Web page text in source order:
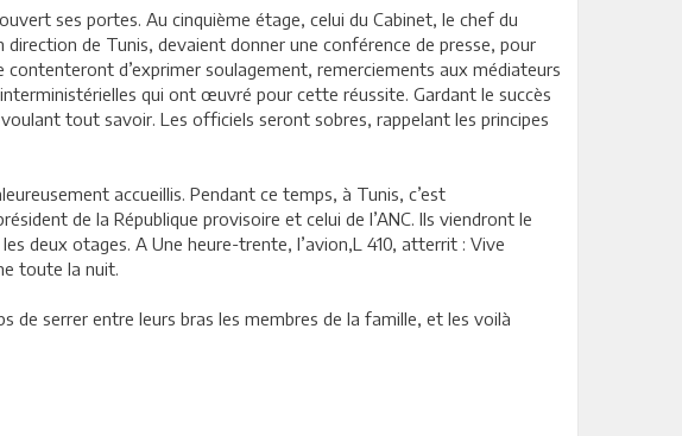
ses portes. Au cinquième étage, celui du Cabinet, le chef du
de Tunis, devaient donner une conférence de presse, pour
contenteront d’exprimer soulagement, remerciements aux médiateurs
qui ont œuvré pour cette réussite. Gardant le succès
tout savoir. Les officiels seront sobres, rappelant les principes
accueillis. Pendant ce temps, à Tunis, c’est
de la République provisoire et celui de l’ANC. Ils viendront le
deux otages. A Une heure-trente, l’avion,L 410, atterrit : Vive
toute la nuit.
de serrer entre leurs bras les membres de la famille, et les voilà